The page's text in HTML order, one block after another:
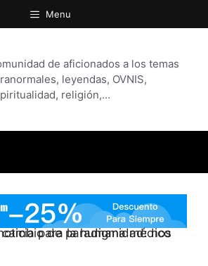
Menu
de aficionados a los temas
leyendas, OVNIS,
religión,…